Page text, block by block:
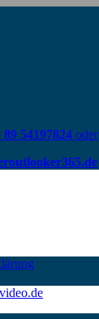
89 54197824 oder